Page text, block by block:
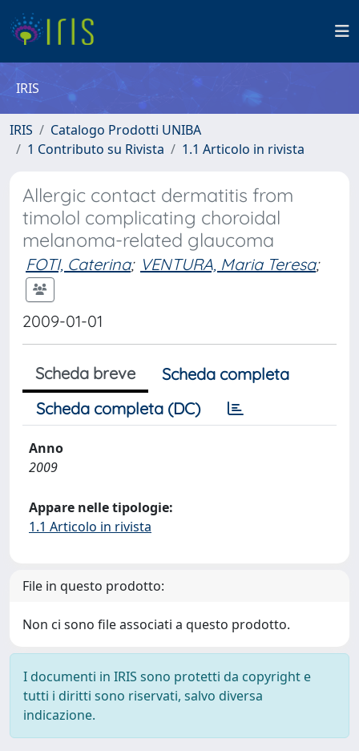
IRIS
IRIS
Catalogo Prodotti UNIBA
1 Contributo su Rivista
1.1 Articolo in rivista
Allergic contact dermatitis from
timolol complicating choroidal
melanoma-related glaucoma
FOTI, Caterina; VENTURA, Maria Teresa;
2009-01-01
Scheda breve
Scheda completa
Scheda completa (DC)
Anno
2009
Appare nelle tipologie:
1.1 Articolo in rivista
File in questo prodotto:
Non ci sono file associati a questo prodotto.
I documenti in IRIS sono protetti da copyright e
tutti i diritti sono riservati, salvo diversa
indicazione.